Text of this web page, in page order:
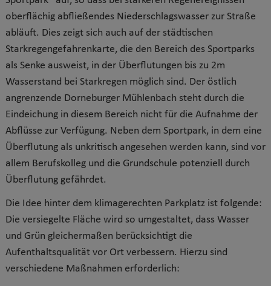
oberflächig abfließendes Niederschlagswasser zur Straße
abläuft. Dies zeigt sich auch auf der städtischen
Starkregengefahrenkarte, die den Bereich des Sportparks
als Senke ausweist, in der Überflutungen bis zu 2m
Wasserstand bei Starkregen möglich sind. Der östlich
angrenzende Dorneburger Mühlenbach steht durch die
Eindeichung in diesem Bereich nicht für die Aufnahme der
Abflüsse zur Verfügung. Neben dem Sportpark, in dem eine
Überflutung als unkritisch angesehen werden kann, sind vor
allem Berufskolleg und die Grundschule potenziell durch
Überflutung gefährdet.
Die Idee hinter dem klimagerechten Parkplatz ist folgende:
Die versiegelte Fläche wird so umgestaltet, dass Wasser
und Grün gleichermaßen berücksichtigt die
Aufenthaltsqualität vor Ort verbessern. Hierzu sind
verschiedene Maßnahmen erforderlich: